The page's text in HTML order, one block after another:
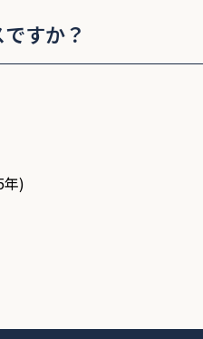
すか？
年)